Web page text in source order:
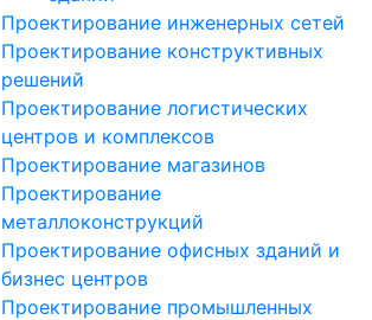
Проектирование инженерных сетей
Проектирование конструктивных
решений
Проектирование логистических
центров и комплексов
Проектирование магазинов
Проектирование
металлоконструкций
Проектирование офисных зданий и
бизнес центров
Проектирование промышленных